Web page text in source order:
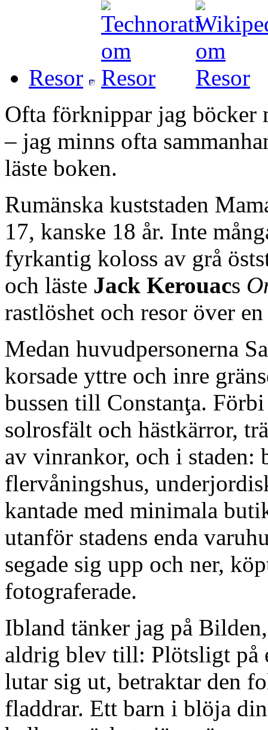
Resor
Ofta förknippar jag böcker
– jag minns ofta
läste boken.
Rumänska kuststaden
17, kanske 18 år. Inte
fyrkantig koloss av grå
och läste Jack Kerouacs
rastlöshet och resor över
Medan huvudpersonerna
korsade yttre och inre
bussen till Constanţa.
solrosfält och hästkärror,
av vinrankor, och i staden:
flervåningshus,
kantade med minimala
utanför stadens enda
segade sig upp och ner,
fotograferade.
Ibland tänker jag på
aldrig blev till: Plötsligt på
lutar sig ut, betraktar den
fladdrar. Ett barn i blöja